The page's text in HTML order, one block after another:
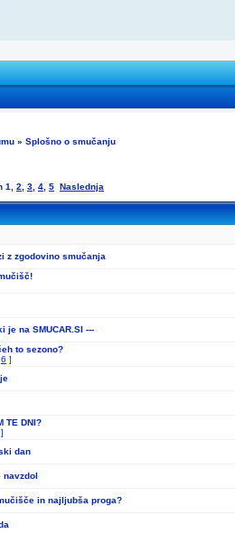
» Splošno o smučanju
1 2 3 4 5 Naslednja
z zgodovino smučanja
je na SMUCAR.SI ---
to sezono?
6 ]
TE DNI?
]
dan
navzdol
in najljubša proga?